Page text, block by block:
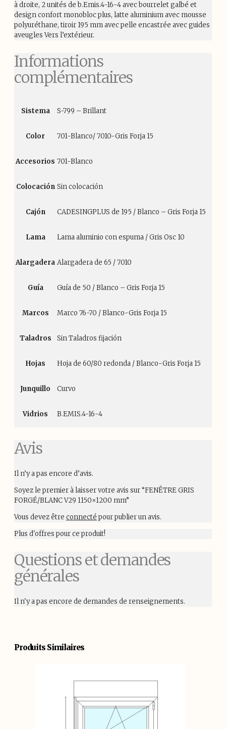
à droite, 2 unités de b.Emis.4-16-4 avec bourrelet galbé et
design confort monobloc plus, latte aluminium avec mousse
polyuréthane, tiroir 195 mm avec pelle encastrée avec guides
aveugles Vers l’extérieur.
Informations
complémentaires
Sistema S-799 – Brillant
Color 701-Blanco/ 7010-Gris Forja 15
Accesorios 701-Blanco
Colocación Sin colocación
Cajón CADESINGPLUS de 195 / Blanco – Gris Forja 15
Lama Lama aluminio con espuma / Gris Osc 10
Alargadera Alargadera de 65 / 7010
Guía Guía de 50 / Blanco – Gris Forja 15
Marcos Marco 76-70 / Blanco-Gris Forja 15
Taladros Sin Taladros fijación
Hojas Hoja de 60/80 redonda / Blanco-Gris Forja 15
Junquillo Curvo
Vidrios B.EMIS.4-16-4
Avis
Il n’y a pas encore d’avis.
Soyez le premier à laisser votre avis sur “FENÊTRE GRIS
FORGÉ/BLANC V29 1150×1200 mm”
Vous devez être connectépour publier un avis.
Plus d'offres pour ce produit!
Questions et demandes
générales
Il n'y a pas encore de demandes de renseignements.
Produits Similaires